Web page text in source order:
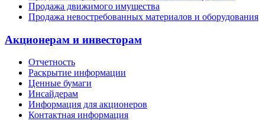
Продажа движимого имущества
Продажа невостребованных материалов и оборудования
Акционерам и инвесторам
Отчетность
Раскрытие информации
Ценные бумаги
Инсайдерам
Информация для акционеров
Контактная информация